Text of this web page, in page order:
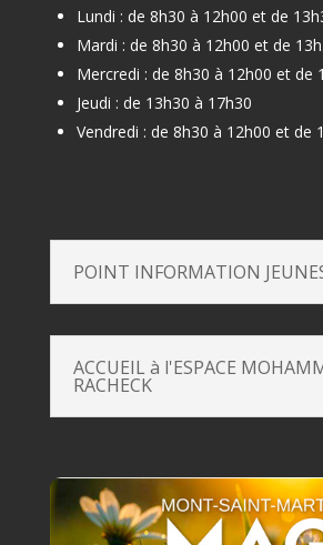
Lundi : de 8h30 à 12h00 et de
Mardi : de 8h30 à 12h00 et de
Mercredi : de 8h30 à 12h00 et de
Jeudi : de 13h30 à 17h30
Vendredi : de 8h30 à 12h00 et de
POINT INFORMATION
ACCUEIL à l'ESPACE
RACHECK